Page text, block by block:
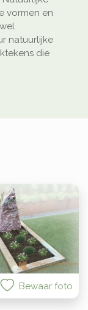
vormen en
natuurlijke
die
Bewaar foto